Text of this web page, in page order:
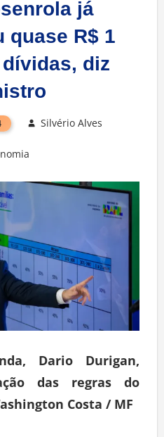
já
quase R$ 1
diz
Silvério Alves
Dario Durigan,
das regras do
Costa / MF